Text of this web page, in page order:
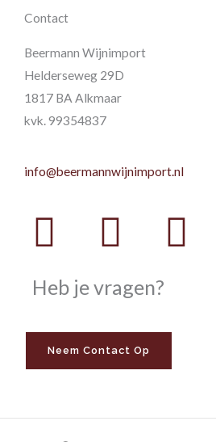
Contact
Beermann Wijnimport
Helderseweg 29D
1817 BA Alkmaar
kvk. 99354837
info@beermannwijnimport.nl
Facebook
Heb je vragen?
Neem Contact Op